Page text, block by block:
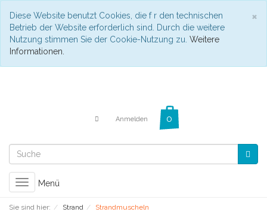
×
Diese Website benutzt Cookies, die f r den technischen
Betrieb der Website erforderlich sind. Durch die weitere
Nutzung stimmen Sie der Cookie-Nutzung zu. Weitere
Informationen.
Anmelden
Toggle
navigation
Menü
Sie sind hier: Strand Strandmuscheln